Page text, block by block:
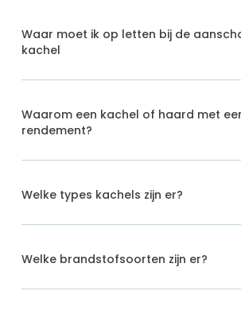
Waar moet ik op letten bij de
kachel
Waarom een kachel of haard met
rendement?
Welke types kachels zijn er?
Welke brandstofsoorten zijn er?